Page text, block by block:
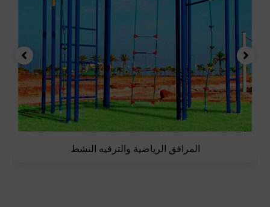
المرافق الرياضية والترفيه النشط